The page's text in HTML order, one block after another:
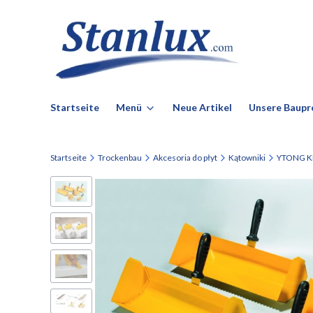
Startseite Menü Neue Artikel Unsere
Startseite Trockenbau Akcesoria do płyt Kątowniki YTONG